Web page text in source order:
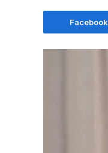
Facebook